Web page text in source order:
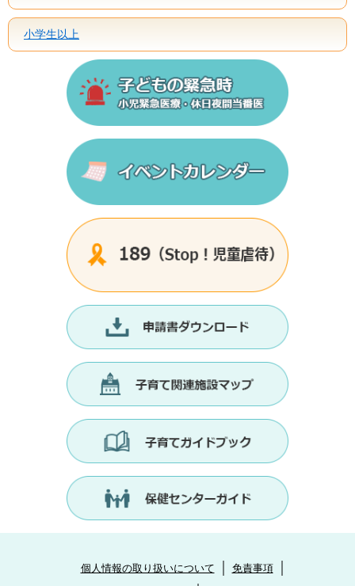
小学生以上
個人情報の取り扱いについて
免責事項